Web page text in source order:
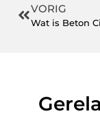
VORIG